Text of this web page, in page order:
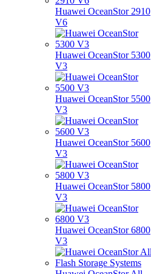
Huawei OceanStor 2910
V6
Huawei OceanStor 5300
V3
Huawei OceanStor 5500
V3
Huawei OceanStor 5600
V3
Huawei OceanStor 5800
V3
Huawei OceanStor 6800
V3